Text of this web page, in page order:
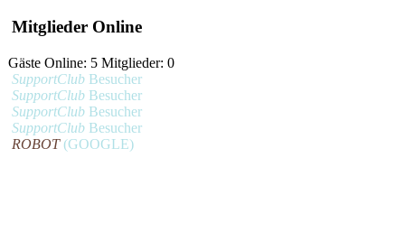
Mitglieder Online
Gäste Online: 5 Mitglieder: 0
SupportClub Besucher
SupportClub Besucher
SupportClub Besucher
SupportClub Besucher
ROBOT(GOOGLE)